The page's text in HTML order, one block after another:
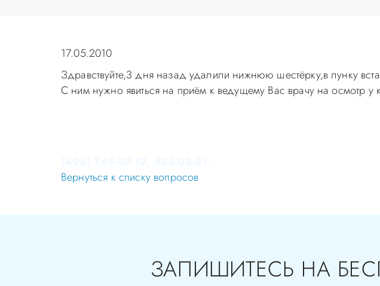
17.05.2010
Здравствуйте,3 дня назад удалили нижнюю шестёрку,в лунку
С ним нужно явиться на приём к ведущему Вас врачу на осмотр
Вернуться к списку вопросов
ЗАПИШИТЕСЬ НА